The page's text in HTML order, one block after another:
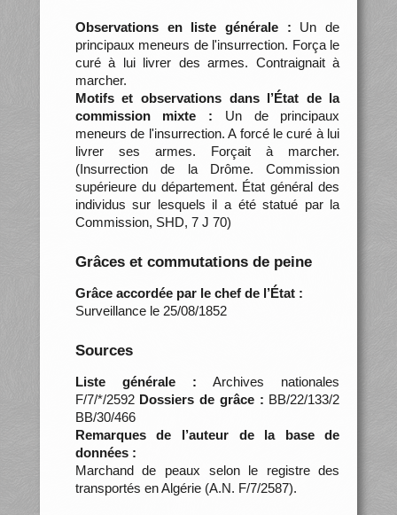
Observations en liste générale : Un de
principaux meneurs de l'insurrection. Força le
curé à lui livrer des armes. Contraignait à
marcher.
Motifs et observations dans l’État de la
commission mixte : Un de principaux
meneurs de l'insurrection. A forcé le curé à lui
livrer ses armes. Forçait à marcher.
(Insurrection de la Drôme. Commission
supérieure du département. État général des
individus sur lesquels il a été statué par la
Commission, SHD, 7 J 70)
Grâces et commutations de peine
Grâce accordée par le chef de l’État :
Surveillance le 25/08/1852
Sources
Liste générale : Archives nationales
F/7/*/2592 Dossiers de grâce : BB/22/133/2
BB/30/466
Remarques de l’auteur de la base de
données :
Marchand de peaux selon le registre des
transportés en Algérie (A.N. F/7/2587).